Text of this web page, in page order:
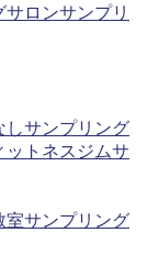
ロンサンプリ
しサンプリング
ットネスジムサ
室サンプリング